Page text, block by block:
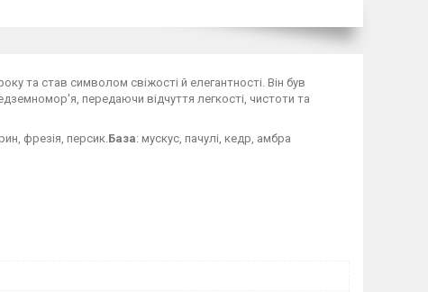
та став символом свіжості й елегантності. Він був
передаючи відчуття легкості, чистоти та
фрезія, персик. База: мускус, пачулі, кедр, амбра